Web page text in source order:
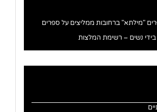
"מילתא" ברחובות ממליצים על ספרים
נשים – רשימת המלצות